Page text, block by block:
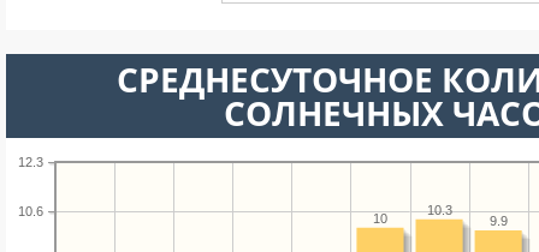
СРЕДНЕСУТОЧНОЕ
СОЛНЕЧНЫХ
10.6
12.3
9.9
10.3
10